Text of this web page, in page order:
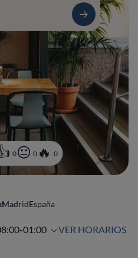
0 0 0
MadridEspaña
01:00 VER HORARIOS